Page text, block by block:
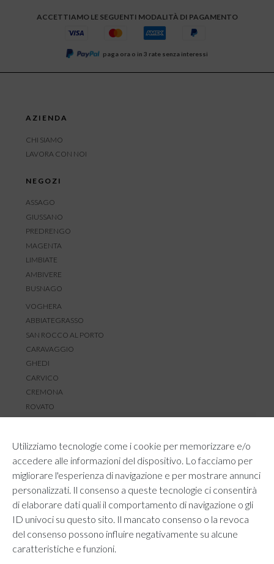
Utilizziamo tecnologie come i cookie per memorizzare e/o
accedere alle informazioni del dispositivo. Lo facciamo per
migliorare l'esperienza di navigazione e per mostrare annunci
personalizzati. Il consenso a queste tecnologie ci consentirà
di elaborare dati quali il comportamento di navigazione o gli
ID univoci su questo sito. Il mancato consenso o la revoca
del consenso possono influire negativamente su alcune
caratteristiche e funzioni.
ACCETTIAMO LE SEGUENTI MODALITÀ DI PAGAMENTO
paga ora o in 3 rate senza interessi
AZIENDA
CHI SIAMO
LAVORA CON NOI
NEGOZI
ASSAGO
GIUSSANO
PREDRENGO
MAGENTA
LIMBIATE
AMBIVERE
BUSNAGO
VOGHERA
ABBIATEGRASSO
SAN ROCCO AL PORTO
CARAVAGGIO
GHEDI
CARVICO
CREMONA
ROVATO
RESI E RIMBORSI
REGOLAMENTO LOYALTY
CONTATTACI